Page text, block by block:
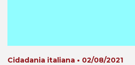
Cidadania italiana • 02/08/2021